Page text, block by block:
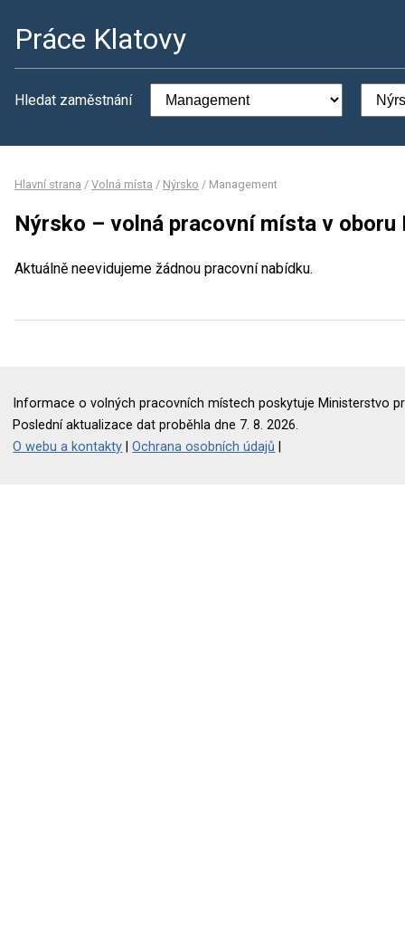
Práce Klatovy
Hledat zaměstnání
Hlavní strana / Volná místa / Nýrsko / Management
Nýrsko – volná pracovní místa v oboru
Aktuálně neevidujeme žádnou pracovní nabídku.
Informace o volných pracovních místech poskytuje Ministerstvo
Poslední aktualizace dat proběhla dne 7. 8. 2026.
O webu a kontakty |Ochrana osobních údajů